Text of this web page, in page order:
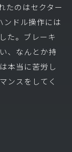
たのはセクター
ンドル操作には
た。ブレーキ
、なんとか持
本当に苦労し
ンスをしてく